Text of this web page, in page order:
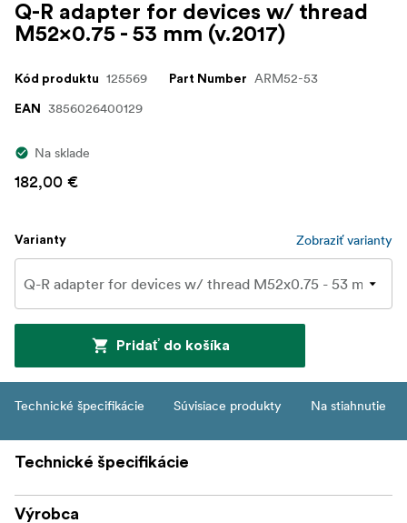
Q-R adapter for devices w/ thread
M52x0.75 - 53 mm (v.2017)
Kód produktu 125569 Part Number ARM52-53
EAN 3856026400129
Na sklade
182,00 €
Varianty Zobraziť varianty
Pridať do košíka
Technické špecifikácie Súvisiace produkty Na stiahnutie
Technické špecifikácie
Výrobca